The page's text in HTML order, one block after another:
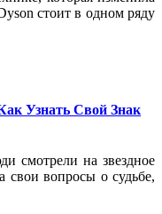
стоит в одном ряду
Узнать Свой Знак
смотрели на звездное
свои вопросы о судьбе,